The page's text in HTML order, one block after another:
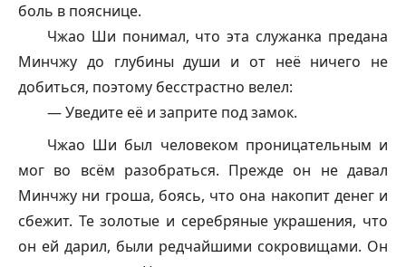
боль в пояснице.
Чжао Ши понимал, что эта служанка предана
Минчжу до глубины души и от неё ничего не
добиться, поэтому бесстрастно велел:
— Уведите её и заприте под замок.
Чжао Ши был человеком проницательным и
мог во всём разобраться. Прежде он не давал
Минчжу ни гроша, боясь, что она накопит денег и
сбежит. Те золотые и серебряные украшения, что
он ей дарил, были редчайшими сокровищами. Он